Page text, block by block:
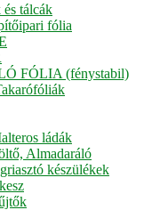
és tálcák
fólia
FÓLIA (fénystabil)
ládák
Almadaráló
készülékek